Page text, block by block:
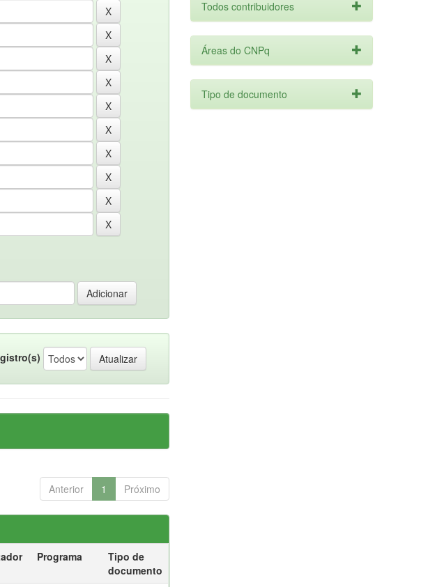
Anterior 1 Próximo
Programa
Tipo de
documento
Todos contribuidores
Áreas do CNPq
Tipo de documento